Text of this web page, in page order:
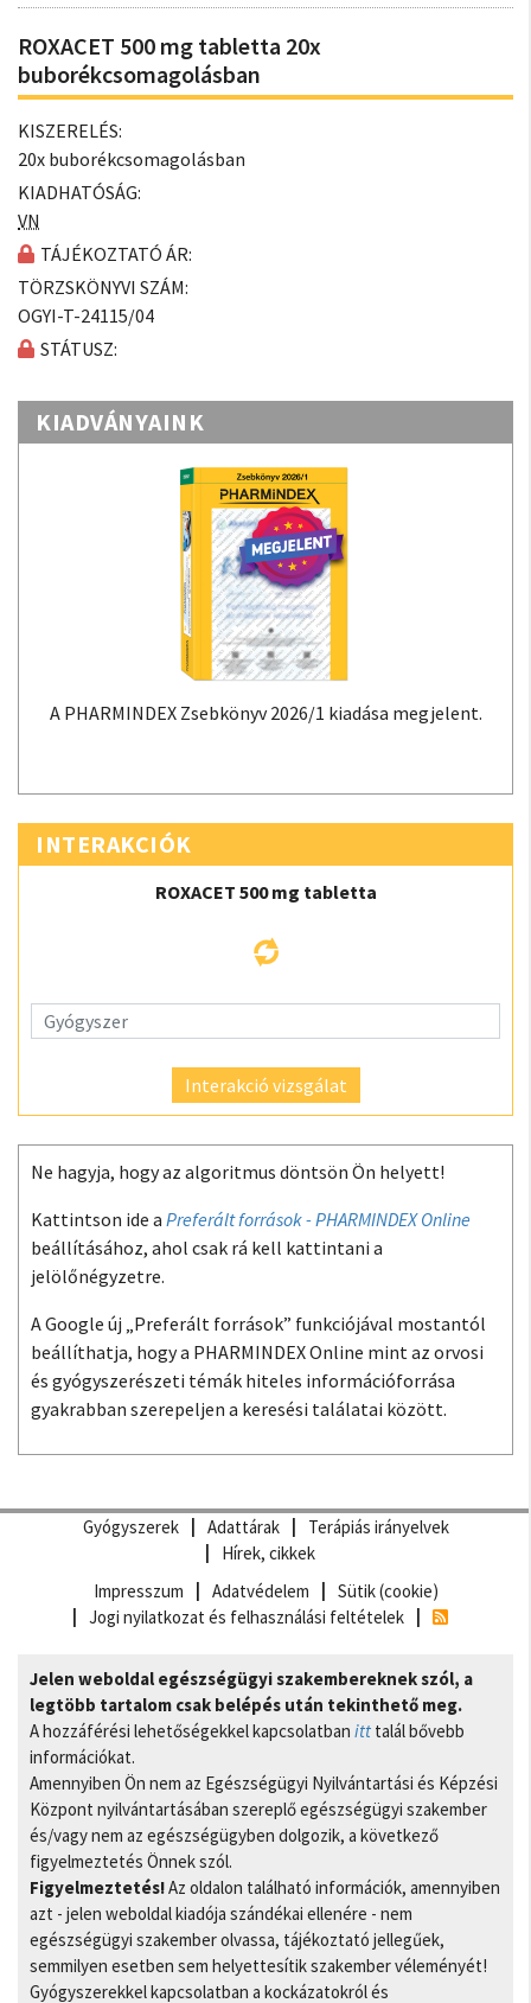
ROXACET 500 mg tabletta 20x
buborékcsomagolásban
KISZERELÉS:
20x buborékcsomagolásban
KIADHATÓSÁG:
VN
TÁJÉKOZTATÓ ÁR:
TÖRZSKÖNYVI SZÁM:
OGYI-T-24115/04
STÁTUSZ:
KIADVÁNYAINK
A PHARMINDEX Zsebkönyv 2026/1 kiadása megjelent.
INTERAKCIÓK
ROXACET 500 mg tabletta
Interakció vizsgálat
Ne hagyja, hogy az algoritmus döntsön Ön helyett!
Kattintson ide a Preferált források - PHARMINDEX Online
beállításához, ahol csak rá kell kattintani a
jelölőnégyzetre.
A Google új „Preferált források” funkciójával mostantól
beállíthatja, hogy a PHARMINDEX Online mint az orvosi
és gyógyszerészeti témák hiteles információforrása
gyakrabban szerepeljen a keresési találatai között.
Gyógyszerek Adattárak
Terápiás irányelvek
Hírek, cikkek
Impresszum
Adatvédelem
Sütik (cookie)
Jogi nyilatkozat és felhasználási feltételek
Jelen weboldal egészségügyi szakembereknek szól, a
legtöbb tartalom csak belépés után tekinthető meg.
A hozzáférési lehetőségekkel kapcsolatban itt talál bővebb
információkat.
Amennyiben Ön nem az Egészségügyi Nyilvántartási és Képzési
Központ nyilvántartásában szereplő egészségügyi szakember
és/vagy nem az egészségügyben dolgozik, a következő
figyelmeztetés Önnek szól.
Figyelmeztetés!Az oldalon található információk, amennyiben
azt - jelen weboldal kiadója szándékai ellenére - nem
egészségügyi szakember olvassa, tájékoztató jellegűek,
semmilyen esetben sem helyettesítik szakember véleményét!
Gyógyszerekkel kapcsolatban a kockázatokról és